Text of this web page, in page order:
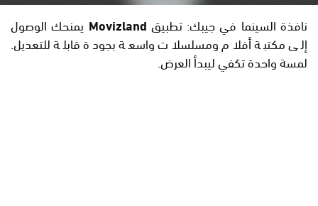
نافذة السينما في جيبك: تطبيق Movizland يمنحك الوصول
إلى مكتبة أفلام ومسلسلات واسعة بجودة قابلة للتعديل.
لمسة واحدة تكفي ليبدأ العرض.